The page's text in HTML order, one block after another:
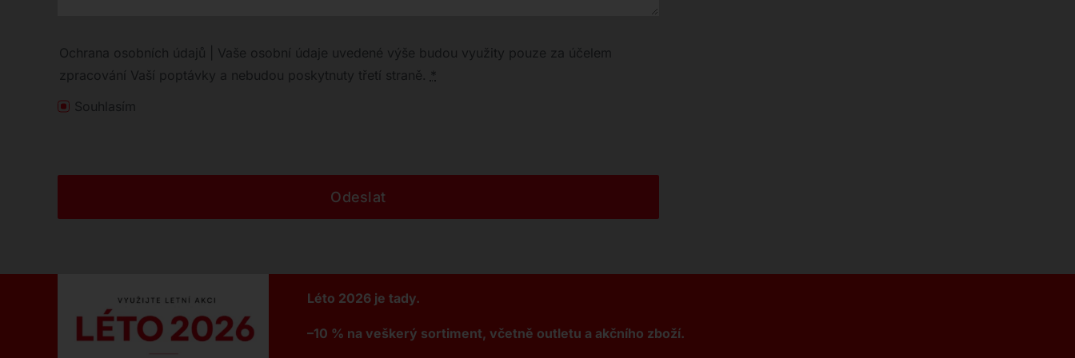
Ochrana osobních údajů | Vaše osobní údaje uvedené výše budou využity pouze za účelem
zpracování Vaší poptávky a nebudou poskytnuty třetí straně. *
Souhlasím
Odeslat
Léto 2026 je tady.
–10 % na veškerý sortiment, včetně outletu a akčního zboží.